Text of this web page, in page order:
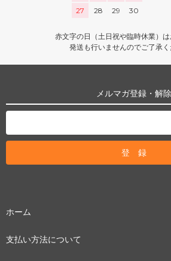
27
28 29 30
赤文字の日（土日祝や臨時休業）は
発送も行いませんのでご了承く
メルマガ登録・解除
ホーム
支払い方法について